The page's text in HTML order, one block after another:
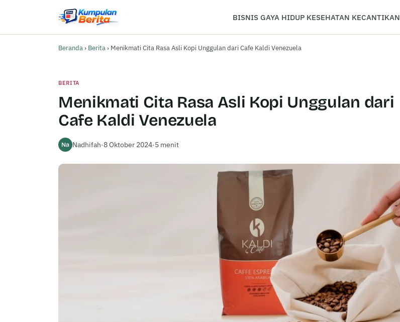
BISNIS GAYA HIDUP KESEHATAN KECANTIKAN
Beranda› Berita› Menikmati Cita Rasa Asli Kopi Unggulan dari Cafe Kaldi Venezuela
BERITA
Menikmati Cita Rasa Asli Kopi Unggulan dari
Cafe Kaldi Venezuela
Na Nadhifah·8 Oktober 2024·5 menit